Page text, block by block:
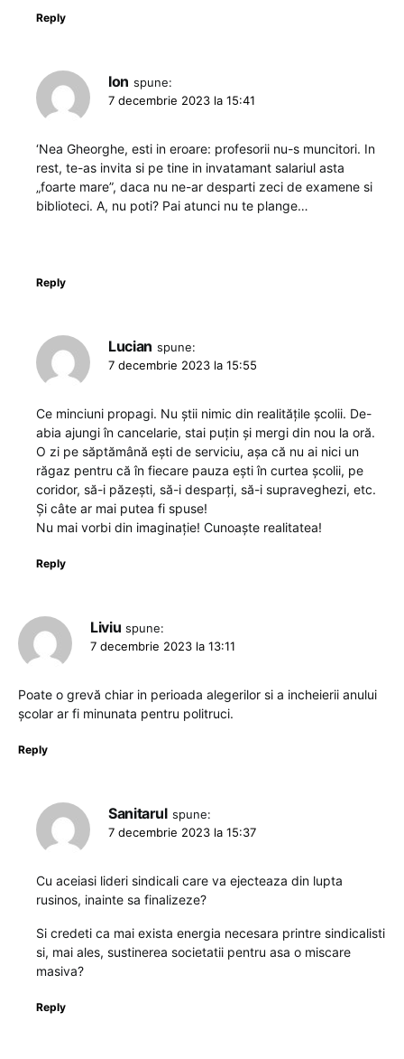
Reply
Ion spune:
7 decembrie 2023 la 15:41
‘Nea Gheorghe, esti in eroare: profesorii nu-s muncitori. In
rest, te-as invita si pe tine in invatamant salariul asta
„foarte mare”, daca nu ne-ar desparti zeci de examene si
biblioteci. A, nu poti? Pai atunci nu te plange…
Reply
Lucian spune:
7 decembrie 2023 la 15:55
Ce minciuni propagi. Nu știi nimic din realitățile școlii. De-
abia ajungi în cancelarie, stai puțin și mergi din nou la oră.
O zi pe săptămână ești de serviciu, așa că nu ai nici un
răgaz pentru că în fiecare pauza ești în curtea școlii, pe
coridor, să-i păzești, să-i desparți, să-i supraveghezi, etc.
Și câte ar mai putea fi spuse!
Nu mai vorbi din imaginație! Cunoaște realitatea!
Reply
Liviu spune:
7 decembrie 2023 la 13:11
Poate o grevă chiar in perioada alegerilor si a incheierii anului
școlar ar fi minunata pentru politruci.
Reply
Sanitarul spune:
7 decembrie 2023 la 15:37
Cu aceiasi lideri sindicali care va ejecteaza din lupta
rusinos, inainte sa finalizeze?
Si credeti ca mai exista energia necesara printre sindicalisti
si, mai ales, sustinerea societatii pentru asa o miscare
masiva?
Reply